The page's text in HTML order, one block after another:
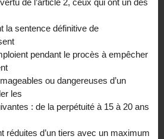
la sentence définitive de
pendant le procès à empêcher
ou dangereuses d’un
les
: de la perpétuité à 15 à 20 ans
réduites d’un tiers avec un maximum